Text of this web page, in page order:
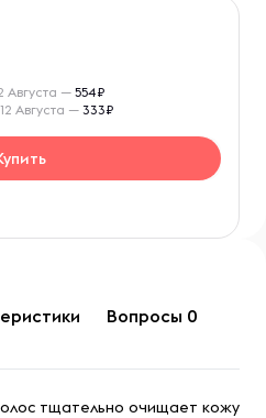
Августа — 554₽
Августа — 333₽
Вопросы 0
тщательно очищает кожу